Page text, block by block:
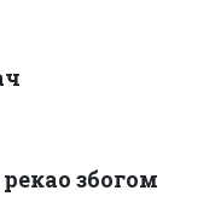
збогом